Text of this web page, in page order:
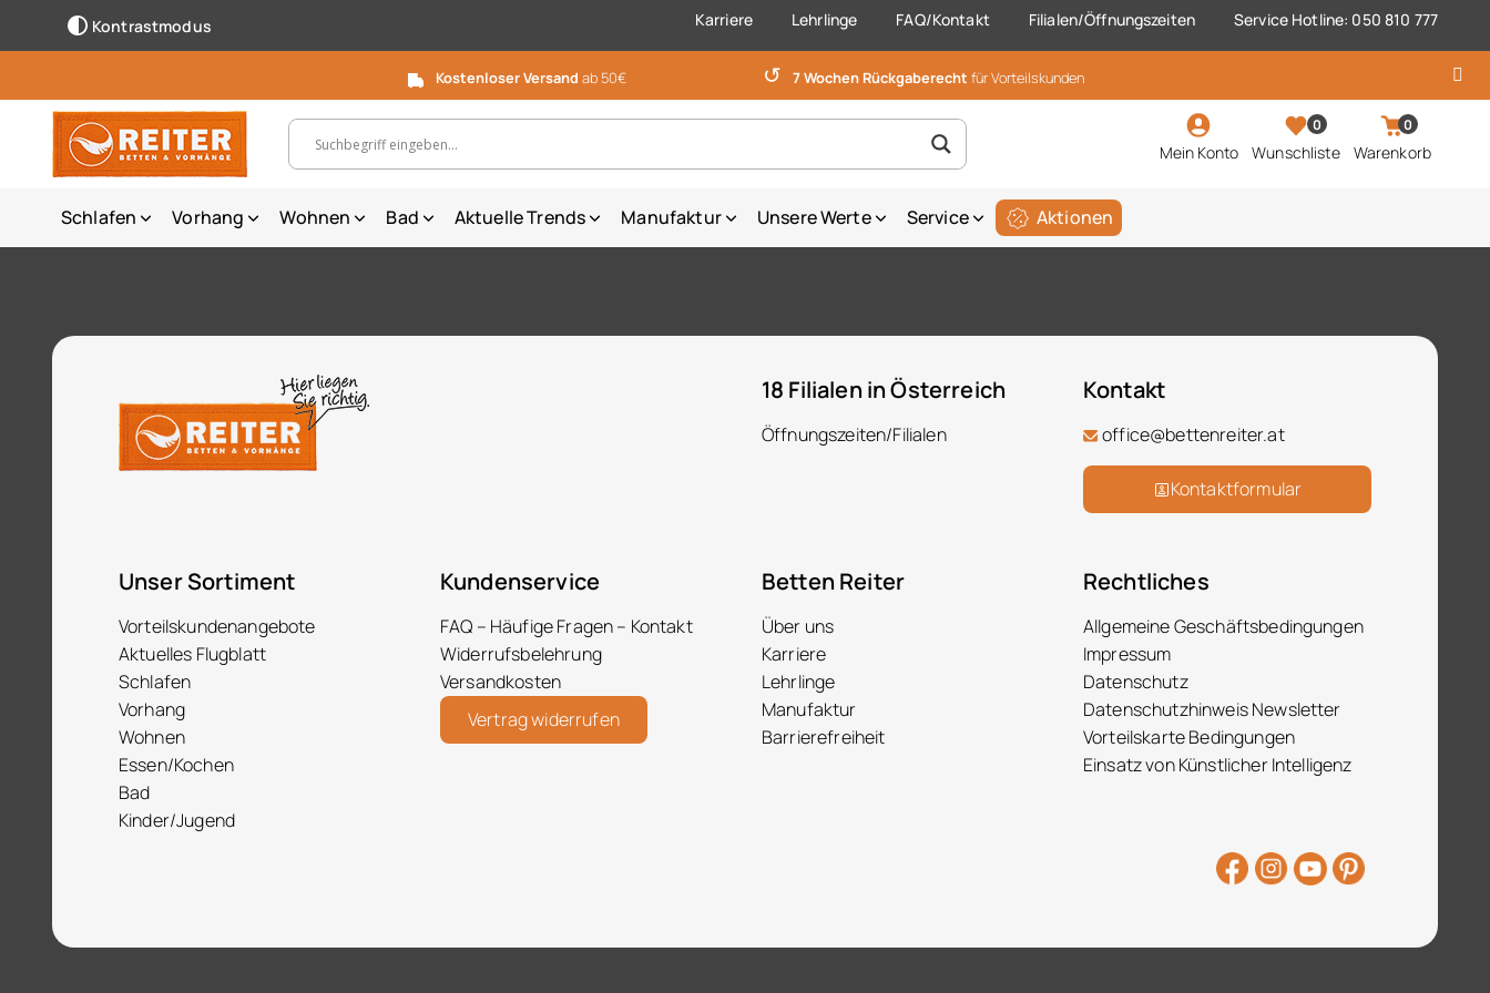
Kontrastmodus Karriere Lehrlinge FAQ/Kontakt Filialen/Öffnungszeiten Service Hotline: 050 810 777
Kostenloser Versand ab 50€ ↺ 7 Wochen Rückgaberecht für Vorteilskunden
Suchbegriff, Artikelnummer ...
Mein Konto
0
Wunschliste
0
Warenkorb
Schlafen Vorhang Wohnen Bad Aktuelle Trends Manufaktur Unsere Werte Service Aktionen
18 Filialen in Österreich
Öffnungszeiten/Filialen
Kontakt
office@bettenreiter.at
Kontaktformular
Unser Sortiment
Vorteilskundenangebote
Aktuelles Flugblatt
Schlafen
Vorhang
Wohnen
Essen/Kochen
Bad
Kinder/Jugend
Kundenservice
FAQ – Häufige Fragen – Kontakt
Widerrufsbelehrung
Versandkosten
Vertrag widerrufen
Betten Reiter
Über uns
Karriere
Lehrlinge
Manufaktur
Barrierefreiheit
Rechtliches
Allgemeine Geschäftsbedingungen
Impressum
Datenschutz
Datenschutzhinweis Newsletter
Vorteilskarte Bedingungen
Einsatz von Künstlicher Intelligenz